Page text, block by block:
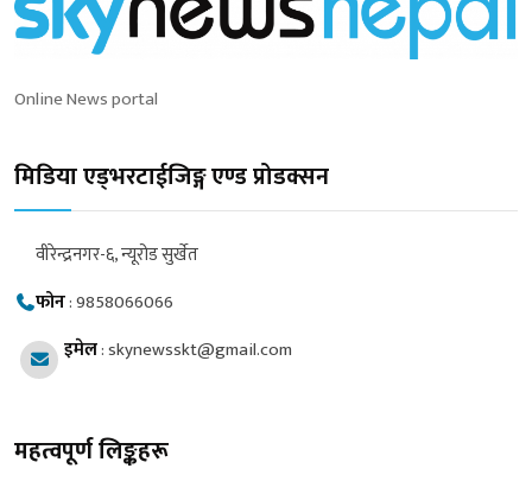
Online News portal
मिडिया एड्भरटाईजिङ्ग एण्ड प्रोडक्सन
वीरेन्द्रनगर-६, न्यूरोड सुर्खेत
फोन:9858066066
इमेल:skynewsskt@gmail.com
महत्वपूर्ण लिङ्कहरू